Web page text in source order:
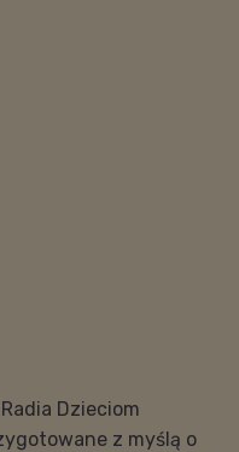
Dzieciom
z myślą o